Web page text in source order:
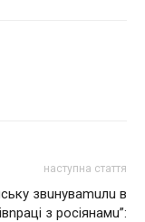
наступна стаття
звuнуваmuлu в
з росіянамu”: